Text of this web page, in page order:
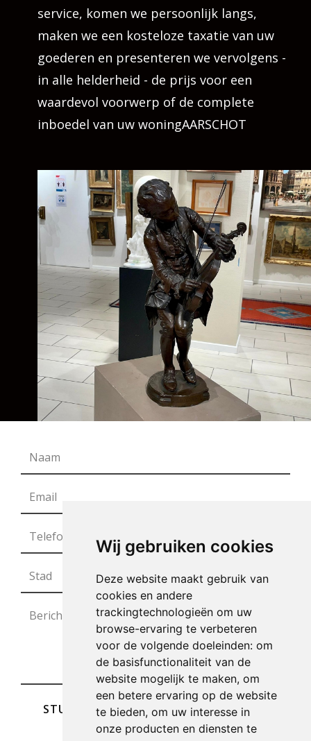
Wij gebruiken cookies
Deze website maakt gebruik van
cookies en andere
trackingtechnologieën om uw
browse-ervaring te verbeteren
voor de volgende doeleinden: om
de basisfunctionaliteit van de
website mogelijk te maken, om
een betere ervaring op de website
te bieden, om uw interesse in
onze producten en diensten te
service, komen we persoonlijk langs,
maken we een kosteloze taxatie van uw
goederen en presenteren we vervolgens -
in alle helderheid - de prijs voor een
waardevol voorwerp of de complete
inboedel van uw woningAARSCHOT
STUREN